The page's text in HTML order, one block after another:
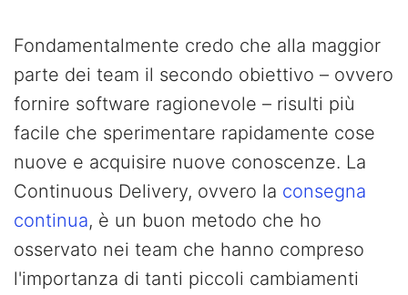
Fondamentalmente credo che alla maggior
parte dei team il secondo obiettivo – ovvero
fornire software ragionevole – risulti più
facile che sperimentare rapidamente cose
nuove e acquisire nuove conoscenze. La
Continuous Delivery, ovvero la consegna
continua, è un buon metodo che ho
osservato nei team che hanno compreso
l'importanza di tanti piccoli cambiamenti